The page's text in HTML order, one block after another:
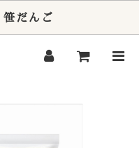
だんご